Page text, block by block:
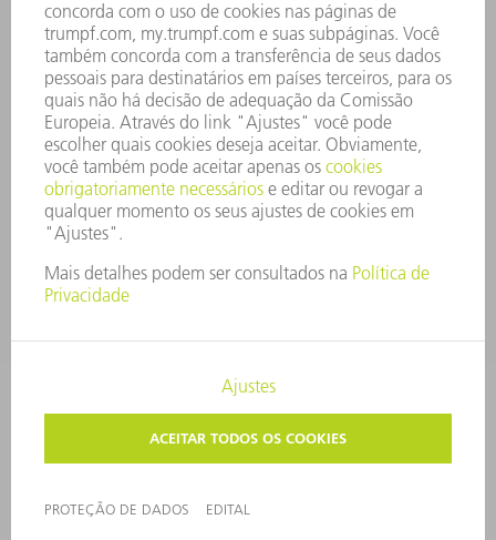
PRINCÍPIOS EMPRESARIAIS
COMPLIANCE
SISTEMA DE DENÚNCIAS
SEGURANÇA
COMUNICADOS À IMPRENSA
REVISTAS
SUSTENTABILIDADE
MEIO AMBIENTE E CLIMA
SOCIAL E CORPORATIVO
ADMINISTRAÇÃO EMPRESARIAL
PROTEÇÃO DE DADOS
COPYRIGHT E MARCA REGISTRADA
CONFIGURAÇÕES DE PRIVACIDADE